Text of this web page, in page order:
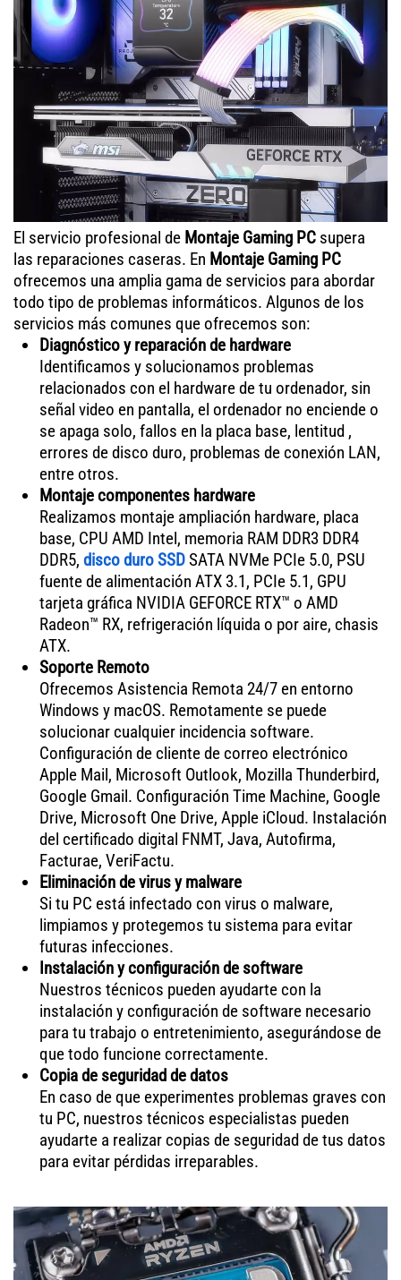
El servicio profesional de Montaje Gaming PC supera
las reparaciones caseras. En Montaje Gaming PC
ofrecemos una amplia gama de servicios para abordar
todo tipo de problemas informáticos. Algunos de los
servicios más comunes que ofrecemos son:
Diagnóstico y reparación de hardware
Identificamos y solucionamos problemas
relacionados con el hardware de tu ordenador, sin
señal video en pantalla, el ordenador no enciende o
se apaga solo, fallos en la placa base, lentitud ,
errores de disco duro, problemas de conexión LAN,
entre otros.
Montaje componentes hardware
Realizamos montaje ampliación hardware, placa
base, CPU AMD Intel, memoria RAM DDR3 DDR4
DDR5, disco duro SSDSATA NVMe PCIe 5.0, PSU
fuente de alimentación ATX 3.1, PCIe 5.1, GPU
tarjeta gráfica NVIDIA GEFORCE RTX™ o AMD
Radeon™ RX, refrigeración líquida o por aire, chasis
ATX.
Soporte Remoto
Ofrecemos Asistencia Remota 24/7 en entorno
Windows y macOS. Remotamente se puede
solucionar cualquier incidencia software.
Configuración de cliente de correo electrónico
Apple Mail, Microsoft Outlook, Mozilla Thunderbird,
Google Gmail. Configuración Time Machine, Google
Drive, Microsoft One Drive, Apple iCloud. Instalación
del certificado digital FNMT, Java, Autofirma,
Facturae, VeriFactu.
Eliminación de virus y malware
Si tu PC está infectado con virus o malware,
limpiamos y protegemos tu sistema para evitar
futuras infecciones.
Instalación y configuración de software
Nuestros técnicos pueden ayudarte con la
instalación y configuración de software necesario
para tu trabajo o entretenimiento, asegurándose de
que todo funcione correctamente.
Copia de seguridad de datos
En caso de que experimentes problemas graves con
tu PC, nuestros técnicos especialistas pueden
ayudarte a realizar copias de seguridad de tus datos
para evitar pérdidas irreparables.